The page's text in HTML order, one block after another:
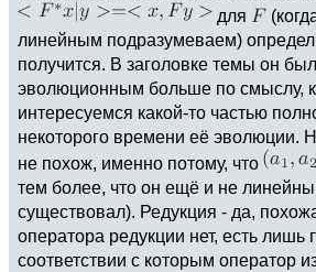
для
линейным подразумеваем)
получится. В заголовке темы он
эволюционным больше по смыслу,
интересуемся какой-то частью
некоторого времени её эволюции.
не похож, именно потому, что
тем более, что он ещё и не
существовал). Редукция - да,
оператора редукции нет, есть лишь
соответствии с которым оператор